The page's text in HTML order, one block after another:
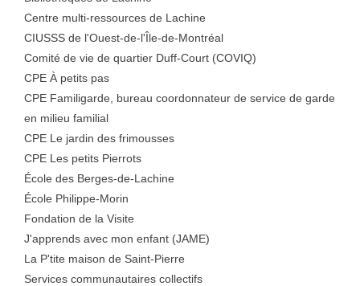
Centre multi-ressources de Lachine
CIUSSS de l'Ouest-de-l'Île-de-Montréal
Comité de vie de quartier Duff-Court (COVIQ)
CPE À petits pas
CPE Familigarde, bureau coordonnateur de service de garde
en milieu familial
CPE Le jardin des frimousses
CPE Les petits Pierrots
École des Berges-de-Lachine
École Philippe-Morin
Fondation de la Visite
J'apprends avec mon enfant (JAME)
La P'tite maison de Saint-Pierre
Services communautaires collectifs